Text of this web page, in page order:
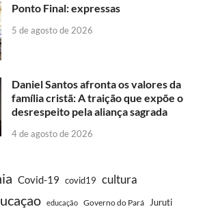
Ponto Final: expressas
5 de agosto de 2026
Daniel Santos afronta os valores da
família cristã: A traição que expõe o
desrespeito pela aliança sagrada
4 de agosto de 2026
Covid-19 covid19 cultura
educação Governo do Pará Juruti